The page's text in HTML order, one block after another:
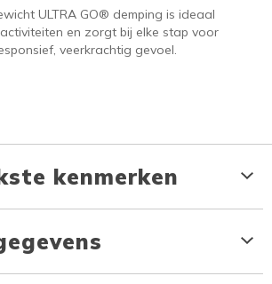
ULTRA GO® demping is ideaal
en zorgt bij elke stap voor
veerkrachtig gevoel.
kenmerken